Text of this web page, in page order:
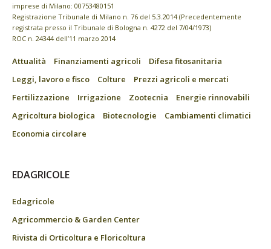
imprese di Milano: 00753480151
Registrazione Tribunale di Milano n. 76 del 5.3.2014 (Precedentemente
registrata presso il Tribunale di Bologna n. 4272 del 7/04/1973)
ROC n. 24344 dell’11 marzo 2014
Attualità Finanziamenti agricoli
Difesa fitosanitaria
Leggi, lavoro e fisco
Colture
Prezzi agricoli e mercati
Fertilizzazione
Irrigazione Zootecnia
Energie rinnovabili
Agricoltura biologica
Biotecnologie
Cambiamenti climatici
Economia circolare
EDAGRICOLE
Edagricole
Agricommercio & Garden Center
Rivista di Orticoltura e Floricoltura